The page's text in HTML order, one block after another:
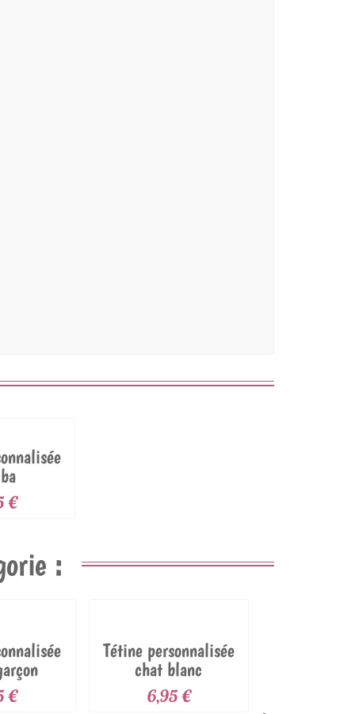
€
:
€
Tétine personnalisée
chat blanc
6,95 €